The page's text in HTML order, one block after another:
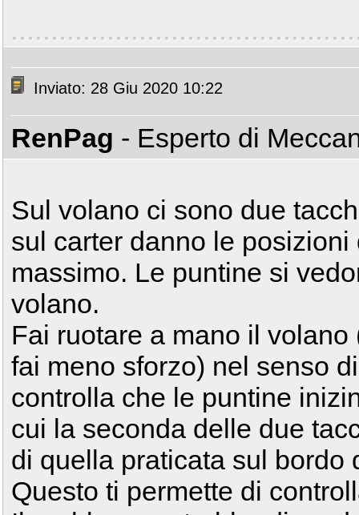
Inviato: 28 Giu 2020 10:22
RenPag - Esperto di
Sul volano ci sono due
sul carter danno le
massimo. Le puntine si
volano.
Fai ruotare a mano il
fai meno sforzo) nel senso
controlla che le puntine
cui la seconda delle due
di quella praticata sul bordo
Questo ti permette di